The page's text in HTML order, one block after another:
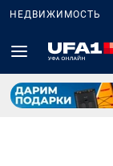
НЕДВИЖИМОСТЬ